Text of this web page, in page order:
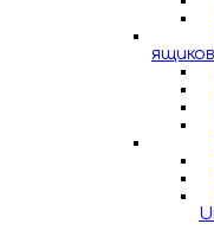
ящиков